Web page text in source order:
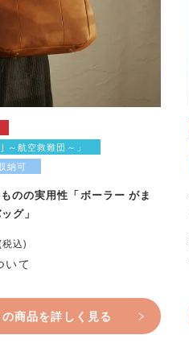
～航空救難団～」
納可
のの実用性「ボーラー がま
グ」
税込
の商品を詳しく見る